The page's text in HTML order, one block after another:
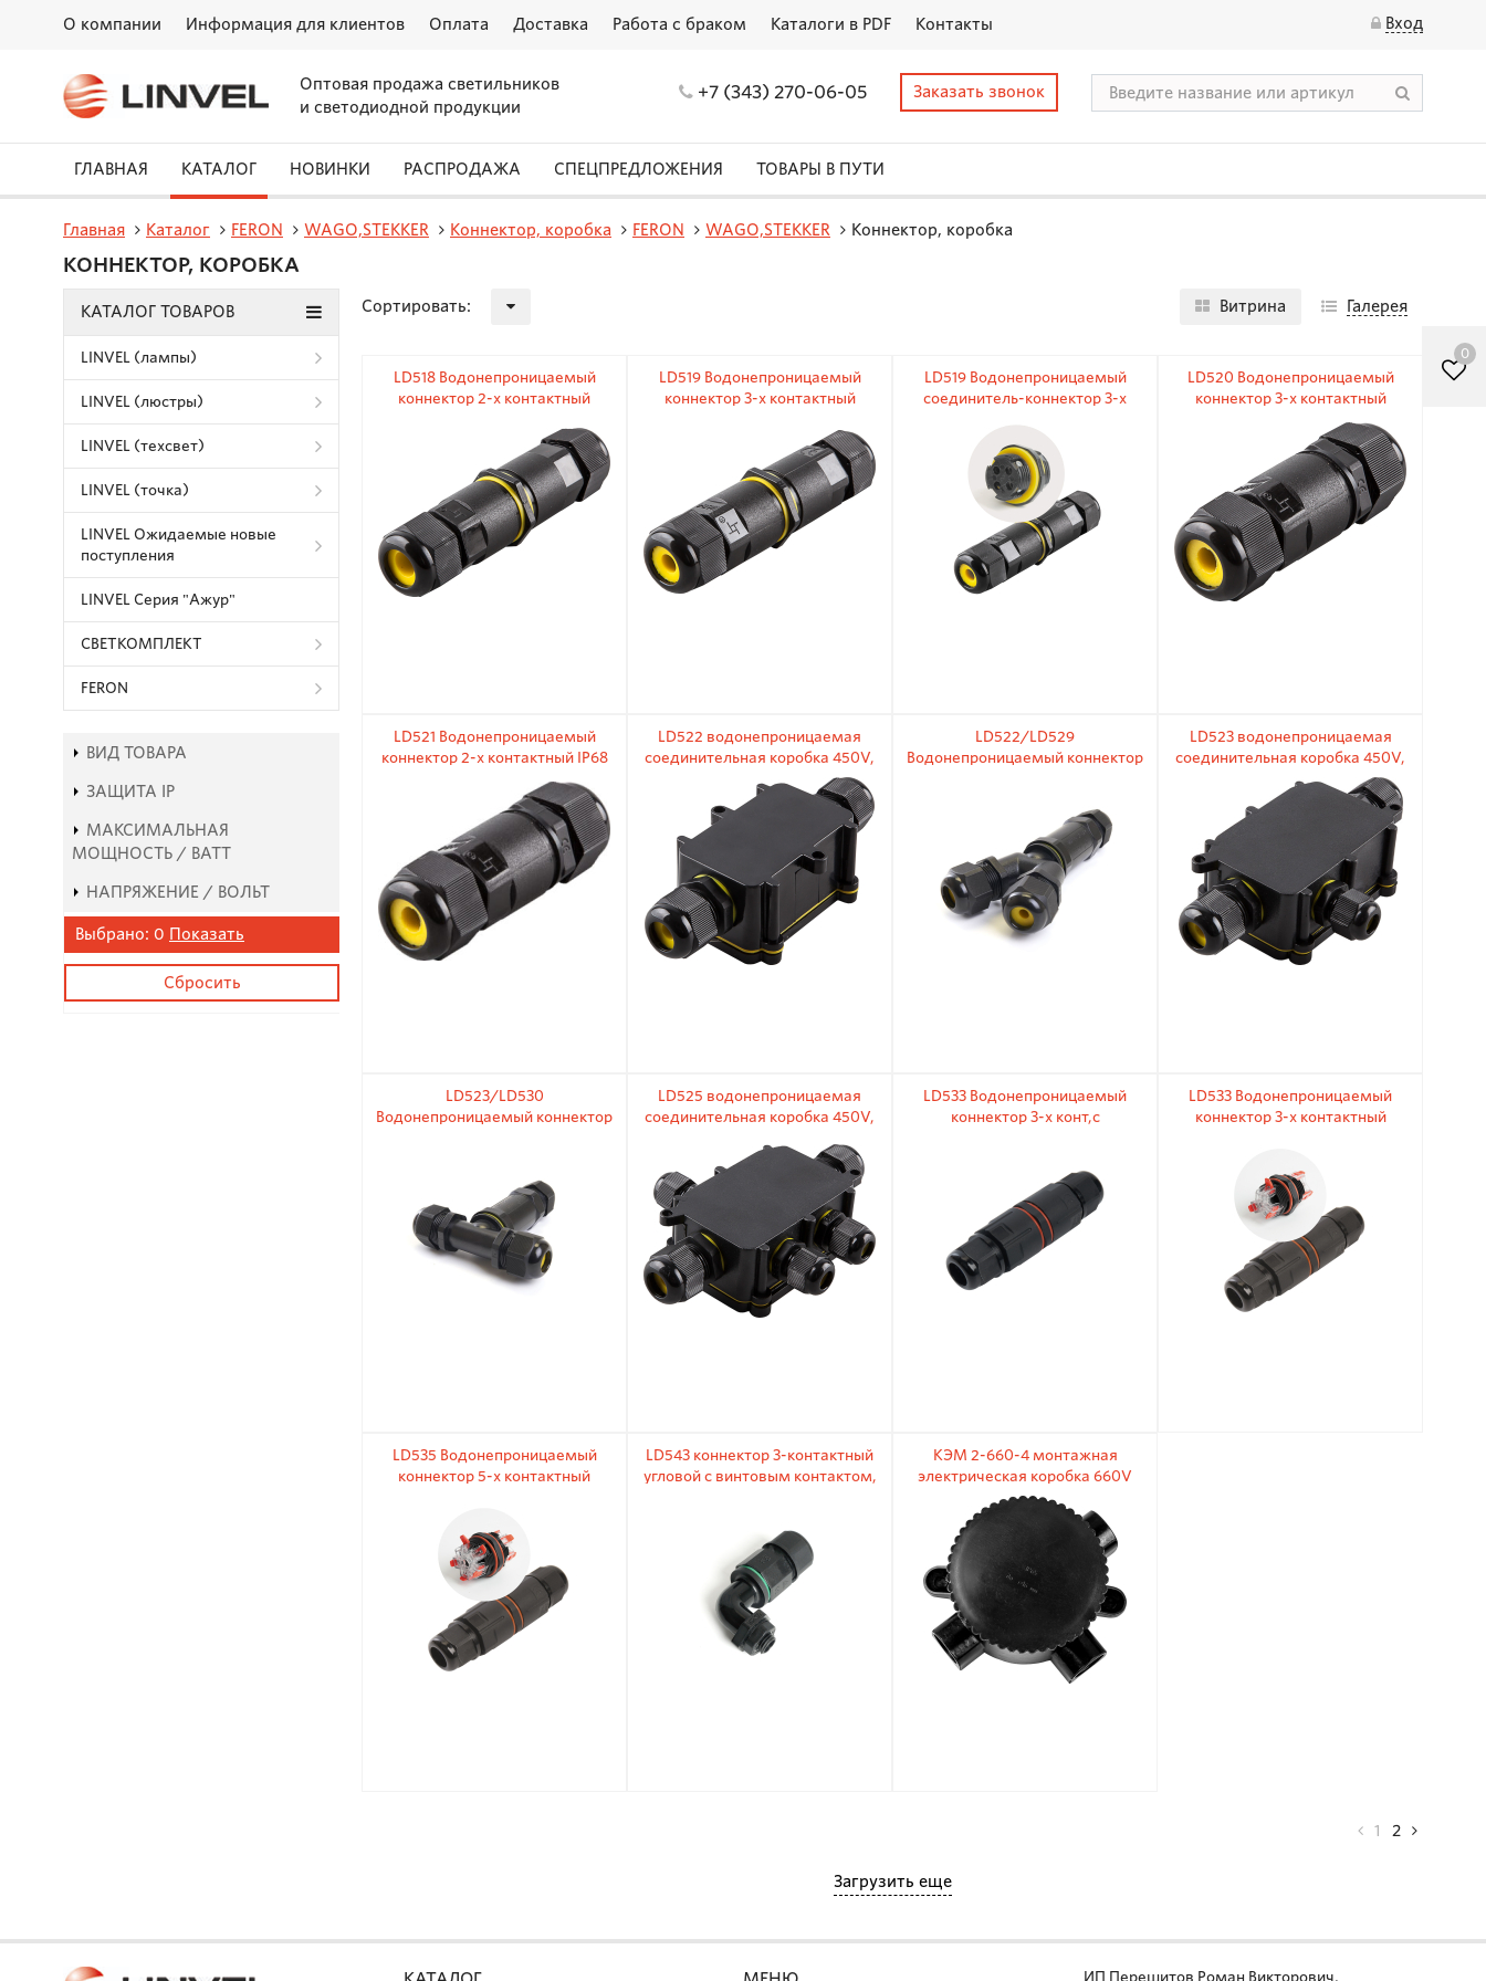
О компании Информация для клиентов Оплата Доставка Работа с браком Каталоги в PDF Контакты Вход
Оптовая продажа светильников
и светодиодной продукции
+7 (343) 270-06-05 Заказать звонок
ГЛАВНАЯ КАТАЛОГ НОВИНКИ РАСПРОДАЖА СПЕЦПРЕДЛОЖЕНИЯ ТОВАРЫ В ПУТИ
Главная Каталог FERON WAGO,STEKKER Коннектор, коробка FERON WAGO,STEKKER Коннектор, коробка
КОННЕКТОР, КОРОБКА
КАТАЛОГ ТОВАРОВ
LINVEL (лампы)
LINVEL (люстры)
LINVEL (техсвет)
LINVEL (точка)
LINVEL Ожидаемые новые
поступления
LINVEL Серия "Ажур"
СВЕТКОМПЛЕКТ
FERON
ВИД ТОВАРА
ЗАЩИТА IP
МАКСИМАЛЬНАЯ
МОЩНОСТЬ / ВАТТ
НАПРЯЖЕНИЕ / ВОЛЬТ
Выбрано: 0 Показать
Сортировать: Витрина Галерея
LD518 Водонепроницаемый
коннектор 2-х контактный
LD519 Водонепроницаемый
коннектор 3-х контактный
LD519 Водонепроницаемый
соединитель-коннектор 3-х
LD520 Водонепроницаемый
коннектор 3-х контактный
LD521 Водонепроницаемый
коннектор 2-х контактный IP68
LD522 водонепроницаемая
cоединительная коробка 450V,
IP68, 125x55x36, черный
LD522/LD529
Водонепроницаемый коннектор
LD523 водонепроницаемая
cоединительная коробка 450V,
IP68, 140х78х36, черный
LD523/LD530
Водонепроницаемый коннектор
LD525 водонепроницаемая
cоединительная коробка 450V,
LD533 Водонепроницаемый
коннектор 3-х конт,с
LD533 Водонепроницаемый
коннектор 3-х контактный
LD535 Водонепроницаемый
коннектор 5-х контактный
LD543 коннектор 3-контактный
угловой с винтовым контактом,
КЭМ 2-660-4 монтажная
электрическая коробка 660V
165x65x165 черный
1 2
Загрузить еще
ИП Перешитов Роман Викторович,
0